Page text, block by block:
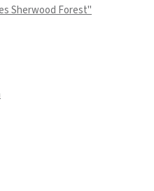
Sherwood Forest"